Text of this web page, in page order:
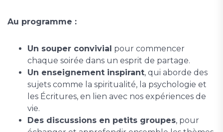
Au programme :
Un souper convivial pour commencer
chaque soirée dans un esprit de partage.
Un enseignement inspirant, qui aborde des
sujets comme la spiritualité, la psychologie et
les Écritures, en lien avec nos expériences de
vie.
Des discussions en petits groupes, pour